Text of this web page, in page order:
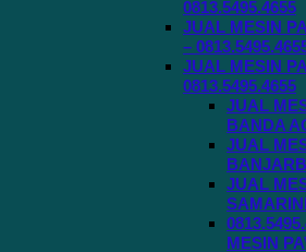
0813.5495.4655
JUAL MESIN
–
JUAL MESIN
0813.5495.4655
JUAL
BANDA
JUAL
JUAL
MESIN